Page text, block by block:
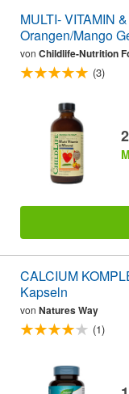
MULTI- VITAMIN
Orangen/Mango
von Childlife-Nutrition
(3)
CALCIUM
Kapseln
von Natures Way
(1)